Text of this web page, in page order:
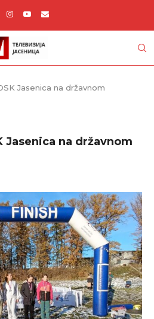
Jasenica na državnom
Jasenica na državnom